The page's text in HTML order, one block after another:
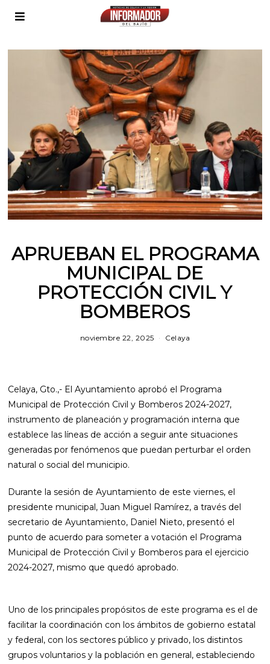
APRUEBAN EL PROGRAMA
MUNICIPAL DE
PROTECCIÓN CIVIL Y
BOMBEROS
noviembre 22, 2025 m
1
,
0
2
Celaya
Celaya, Gto.,- El Ayuntamiento aprobó el Programa
Municipal de Protección Civil y Bomberos 2024-2027,
instrumento de planeación y programación interna que
establece las líneas de acción a seguir ante situaciones
generadas por fenómenos que puedan perturbar el orden
natural o social del municipio.
Durante la sesión de Ayuntamiento de este viernes, el
presidente municipal, Juan Miguel Ramírez, a través del
secretario de Ayuntamiento, Daniel Nieto, presentó el
punto de acuerdo para someter a votación el Programa
Municipal de Protección Civil y Bomberos para el ejercicio
2024-2027, mismo que quedó aprobado.
Uno de los principales propósitos de este programa es el de
facilitar la coordinación con los ámbitos de gobierno estatal
y federal, con los sectores público y privado, los distintos
grupos voluntarios y la población en general, estableciendo